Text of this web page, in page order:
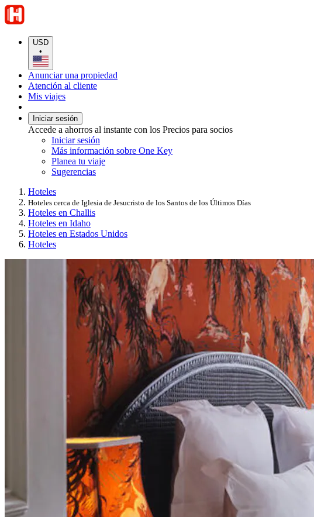
USD
•
Anunciar una propiedad
Atención al cliente
Mis viajes
Iniciar sesión
Accede a ahorros al instante con los Precios para socios
Iniciar sesión
Más información sobre One Key
Planea tu viaje
Sugerencias
Hoteles
Hoteles cerca de Iglesia de Jesucristo de los Santos de los Últimos Días
Hoteles en Challis
Hoteles en Idaho
Hoteles en Estados Unidos
Hoteles